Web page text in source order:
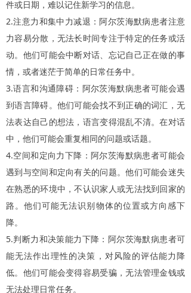
件或日期，难以记住新学习的信息。
2.注意力和集中力减退：阿尔茨海默病患者注意
力容易分散，无法长时间专注于特定的任务或活
动。他们可能会中断对话、忘记自己正在做的事
情，或者迷茫于简单的日常任务中。
3.语言和沟通障碍：阿尔茨海默病患者可能会遇
到语言障碍。他们可能会找不到正确的词汇，无
法表达自己的想法，语言变得混乱不清。在对话
中，他们可能会重复相同的问题或话题。
4.空间和定向力下降：阿尔茨海默病患者可能会
遇到与空间和定向有关的问题。他们可能会迷失
在熟悉的环境中，不认识家人或无法找到回家的
路。他们可能无法识别物体的位置或方向感下
降。
5.判断力和决策能力下降：阿尔茨海默病患者可
能无法作出理性的决策，对风险的评估能力降
低。他们可能会变得容易受骗，无法管理金钱或
无法处理日常任务。